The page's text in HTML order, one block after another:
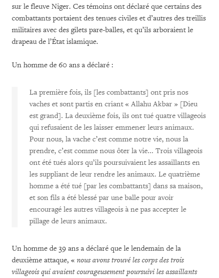
sur le fleuve Niger. Ces témoins ont déclaré que certains des
combattants portaient des tenues civiles et d’autres des treillis
militaires avec des gilets pare-balles, et qu’ils arboraient le
drapeau de l’État islamique.
Un homme de 60 ans a déclaré :
La première fois, ils [les combattants] ont pris nos
vaches et sont partis en criant « Allahu Akbar » [Dieu
est grand]. La deuxième fois, ils ont tué quatre villageois
qui refusaient de les laisser emmener leurs animaux.
Pour nous, la vache c’est comme notre vie, nous la
prendre, c’est comme nous ôter la vie... Trois villageois
ont été tués alors qu’ils poursuivaient les assaillants en
les suppliant de leur rendre les animaux. Le quatrième
homme a été tué [par les combattants] dans sa maison,
et son fils a été blessé par une balle pour avoir
encouragé les autres villageois à ne pas accepter le
pillage de leurs animaux.
Un homme de 39 ans a déclaré que le lendemain de la
deuxième attaque, « nous avons trouvé les corps des trois
villageois qui avaient courageusement poursuivi les assaillants